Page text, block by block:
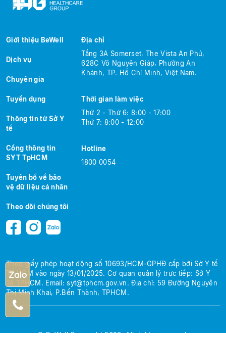
Giới thiệu BeWell
Dịch vụ
Chuyên gia
Tuyển dụng
Thông tin từ Sở Y
tế
Cổng thông tin
SYT TpHCM
Tuyên bố về bảo
vệ dữ liệu cá nhân
Địa chỉ
Tầng 3A Somerset, The Vista An Phú,
628C Võ Nguyên Giáp, Phường An
Khánh, TP. Hồ Chí Minh, Việt Nam.
Thời gian làm việc
Thứ 2 - Thứ 6: 8:00 - 17:00
Thứ 7: 8:00 - 12:00
Hotline
1800 0054
Theo dõi chúng tôi
Theo giấy phép hoạt động số 10693/HCM-GPHĐ cấp bởi Sở Y tế
TP.HCM vào ngày 13/01/2025. Cơ quan quản lý trực tiếp: Sở Y
Tế TPHCM. Email:syt@tphcm.gov.vn.Địa chỉ: 59 Đường Nguyễn
Thị Minh Khai, P.Bến Thành, TPHCM.
© BeWell Copyright 2026. All rights reserved.